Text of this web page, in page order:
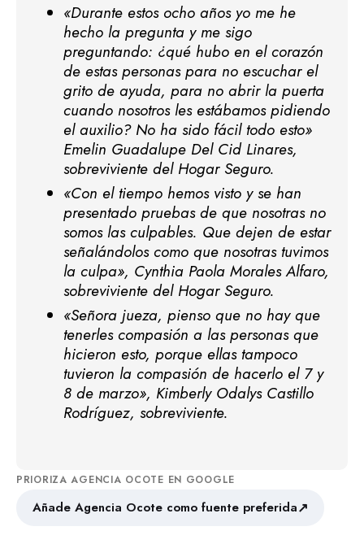
«Durante estos ocho años yo me he
hecho la pregunta y me sigo
preguntando: ¿qué hubo en el corazón
de estas personas para no escuchar el
grito de ayuda, para no abrir la puerta
cuando nosotros les estábamos pidiendo
el auxilio? No ha sido fácil todo esto»
Emelin Guadalupe Del Cid Linares,
sobreviviente del Hogar Seguro.
«Con el tiempo hemos visto y se han
presentado pruebas de que nosotras no
somos las culpables. Que dejen de estar
señalándolos como que nosotras tuvimos
la culpa», Cynthia Paola Morales Alfaro,
sobreviviente del Hogar Seguro.
«Señora jueza, pienso que no hay que
tenerles compasión a las personas que
hicieron esto, porque ellas tampoco
tuvieron la compasión de hacerlo el 7 y
8 de marzo», Kimberly Odalys Castillo
Rodríguez, sobreviviente.
PRIORIZA AGENCIA OCOTE EN GOOGLE
Añade Agencia Ocote como fuente preferida↗